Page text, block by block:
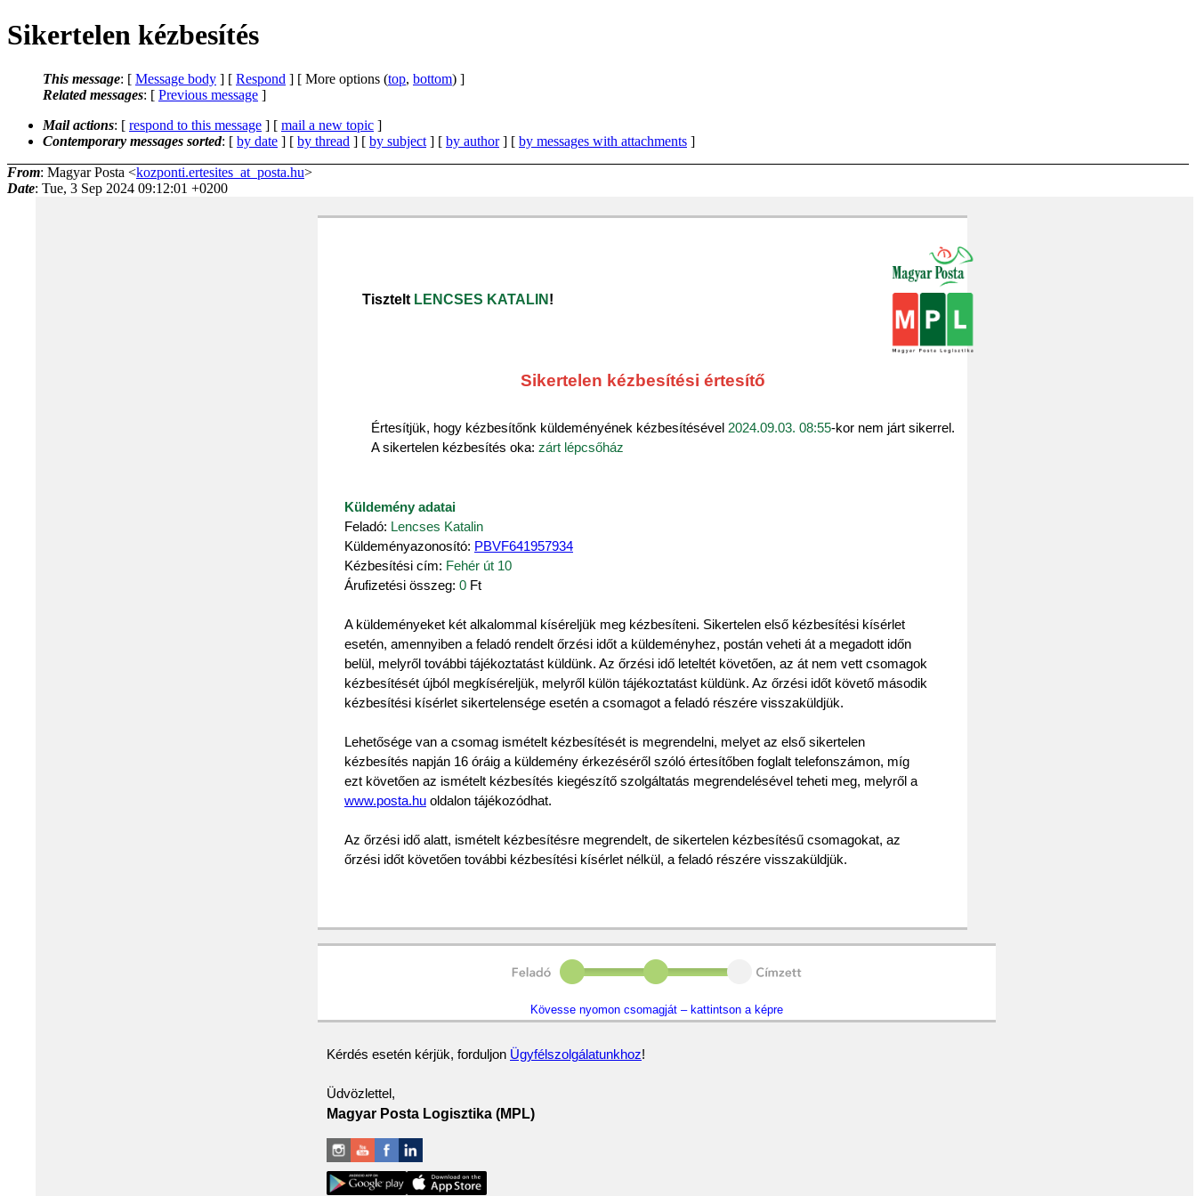
Sikertelen kézbesítés
This message: [ Message body ] [ Respond ] [ More options (top, bottom) ]
Related messages: [ Previous message ]
Mail actions: [ respond to this message ] [ mail a new topic ]
Contemporary messages sorted: [ by date ] [ by thread ] [ by subject ] [ by author] [ by messages with attachments ]
From: Magyar Posta <kozponti.ertesites_at_posta.hu>
Date: Tue, 3 Sep 2024 09:12:01 +0200
Tisztelt LENCSES KATALIN !
Sikertelen kézbesítési értesítő
Értesítjük, hogy kézbesítőnk küldeményének kézbesítésével 2024.09.03. 08:55-kor nem járt sikerrel.
A sikertelen kézbesítés oka: zárt lépcsőház
Küldemény adatai
Feladó: Lencses Katalin
Küldeményazonosító: PBVF641957934
Kézbesítési cím: Fehér út 10
Árufizetési összeg: 0 Ft
A küldeményeket két alkalommal kíséreljük meg kézbesíteni. Sikertelen első kézbesítési kísérlet
esetén, amennyiben a feladó rendelt őrzési időt a küldeményhez, postán veheti át a megadott időn
belül, melyről további tájékoztatást küldünk. Az őrzési idő leteltét követően, az át nem vett csomagok
kézbesítését újból megkíséreljük, melyről külön tájékoztatást küldünk. Az őrzési időt követő második
kézbesítési kísérlet sikertelensége esetén a csomagot a feladó részére visszaküldjük.
Lehetősége van a csomag ismételt kézbesítését is megrendelni, melyet az első sikertelen
kézbesítés napján 16 óráig a küldemény érkezéséről szóló értesítőben foglalt telefonszámon, míg
ezt követően az ismételt kézbesítés kiegészítő szolgáltatás megrendelésével teheti meg, melyről a
www.posta.hu oldalon tájékozódhat.
Az őrzési idő alatt, ismételt kézbesítésre megrendelt, de sikertelen kézbesítésű csomagokat, az
őrzési időt követően további kézbesítési kísérlet nélkül, a feladó részére visszaküldjük.
Kövesse nyomon csomagját – kattintson a képre
Kérdés esetén kérjük, forduljon Ügyfélszolgálatunkhoz!
Üdvözlettel,
Magyar Posta Logisztika (MPL)